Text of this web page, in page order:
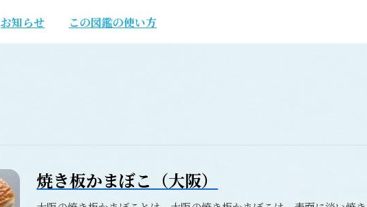
お知らせ この図鑑の使い方
焼き板かまぼこ（大阪）